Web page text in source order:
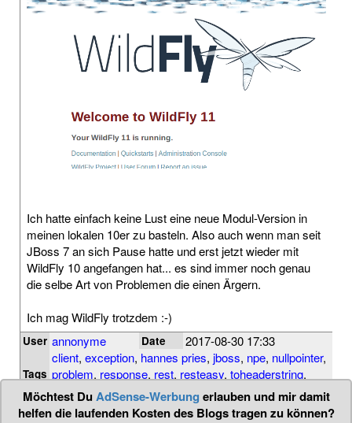
Ich hatte einfach keine Lust eine neue Modul-Version in
meinen lokalen 10er zu basteln. Also auch wenn man seit
JBoss 7 an sich Pause hatte und erst jetzt wieder mit
WildFly 10 angefangen hat... es sind immer noch genau
die selbe Art von Problemen die einen Ärgern.
Ich mag WildFly trotzdem :-)
User annonyme Date 2017-08-30 17:33
Tags
client, exception, hannes pries, jboss, npe, nullpointer,
problem, response, rest, resteasy, toheaderstring,
wildfly
Möchtest DuAdSense-Werbung erlauben und mir damit
helfen die laufenden Kosten des Blogs tragen zu können?